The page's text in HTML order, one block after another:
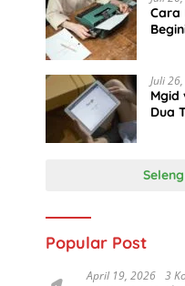
Cara
Juli
Mgid
Dua
Popular Post
April 19, 2026 3